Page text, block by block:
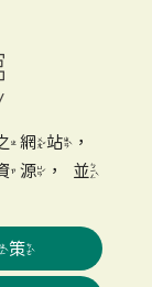
網站，
源，並
策